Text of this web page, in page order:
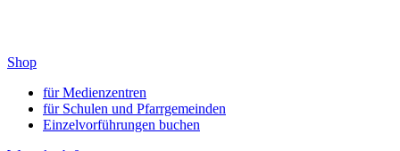
Shop
für Medienzentren
für Schulen und Pfarrgemeinden
Einzelvorführungen buchen